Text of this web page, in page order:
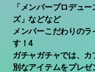
「メンバープロデュ
ズ」などなど
メンバーこだわりの
す！4
ガチャガチャでは、
別なアイテムをプレ